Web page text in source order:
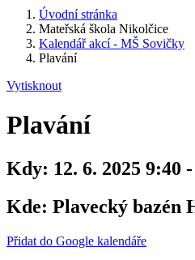
Úvodní stránka
Mateřská škola Nikolčice
Kalendář akcí - MŠ Sovičky
Plavání
Vytisknout
Plavání
Kdy: 12. 6. 2025 9:40
Kde: Plavecký bazén
Přidat do Google kalendáře